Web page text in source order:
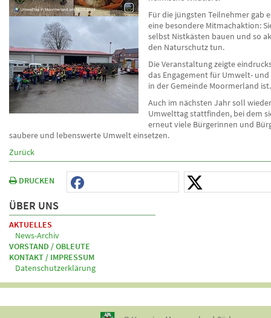
Für die jüngsten Teilnehmer gab
eine besondere Mitmachaktion:
selbst Nistkästen bauen und so
den Naturschutz tun.
Die Veranstaltung zeigte
das Engagement für Umwelt-
in der Gemeinde Moormerland ist.
Auch im nächsten Jahr soll
Umwelttag stattfinden, bei dem
erneut viele Bürgerinnen und
saubere und lebenswerte Umwelt einsetzen.
Zurück
DRUCKEN
ÜBER UNS
AKTUELLES
News-Archiv
VORSTAND / OBLEUTE
KONTAKT / IMPRESSUM
Datenschutzerklärung